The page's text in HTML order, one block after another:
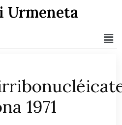
Urmeneta
1971